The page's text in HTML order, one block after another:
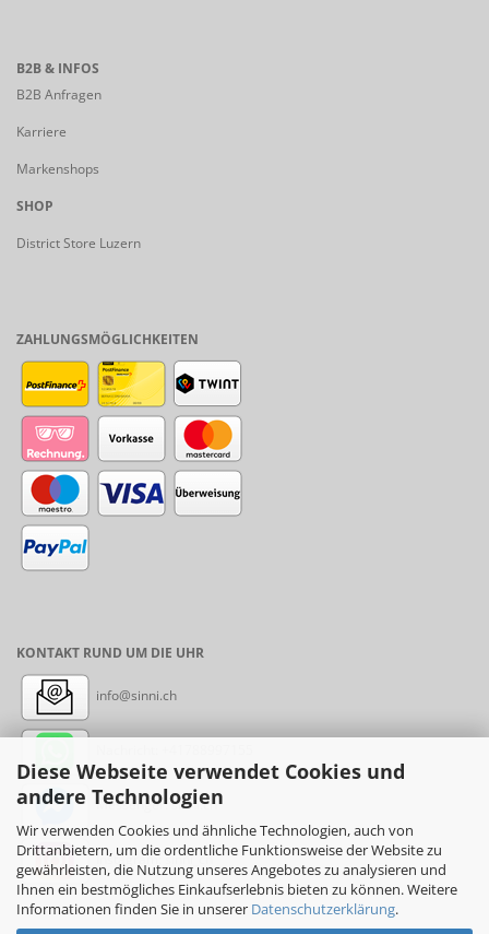
Diese Webseite verwendet Cookies und
andere Technologien
Wir verwenden Cookies und ähnliche Technologien, auch von
Drittanbietern, um die ordentliche Funktionsweise der Website zu
gewährleisten, die Nutzung unseres Angebotes zu analysieren und
Ihnen ein bestmögliches Einkaufserlebnis bieten zu können. Weitere
Informationen finden Sie in unserer Datenschutzerklärung.
B2B & INFOS
B2B Anfragen
Karriere
Markenshops
SHOP
District Store Luzern
ZAHLUNGSMÖGLICHKEITEN
KONTAKT RUND UM DIE UHR
info@sinni.ch
Messenger: sinni.ch
Instagram: sinni_ch